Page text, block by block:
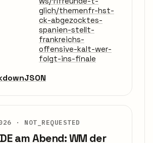
glich/themenfr-hst-
ck-abgezocktes-
spanien-stellt-
frankreichs-
offensive-kalt-wer-
folgt-ins-finale
JSON
· NOT_REQUESTED
am Abend: WM der